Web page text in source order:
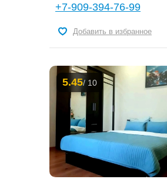
+7-909-394-76-99
Добавить в избранное
5.45/ 10